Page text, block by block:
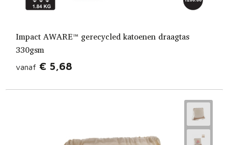
Impact AWARE™ gerecycled katoenen draagtas
330gsm
vanaf € 5,68